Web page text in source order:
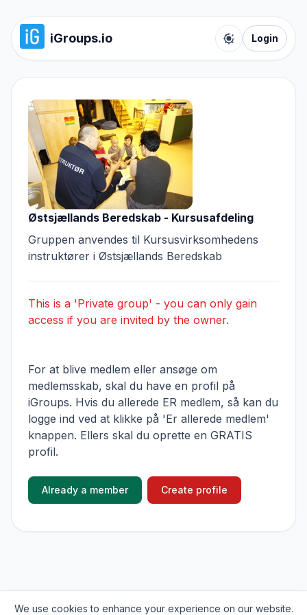
iGroups.io
Toggle color
Login
Østsjællands Beredskab - Kursusafdeling
Gruppen anvendes til Kursusvirksomhedens
instruktører i Østsjællands Beredskab
This is a 'Private group' - you can only gain
access if you are invited by the owner.
For at blive medlem eller ansøge om
medlemsskab, skal du have en profil på
iGroups. Hvis du allerede ER medlem, så kan du
logge ind ved at klikke på 'Er allerede medlem'
knappen. Ellers skal du oprette en GRATIS
profil.
Already a member Create profile
© 2026iGroups.io. All rights reserved.
We use cookies to enhance your experience on our website.